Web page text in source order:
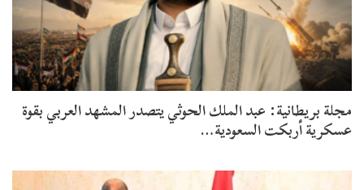
مجلة بريطانية: عبد الملك الحوثي يتصدر المشهد العربي بقوة
عسكرية أربكت السعودية…